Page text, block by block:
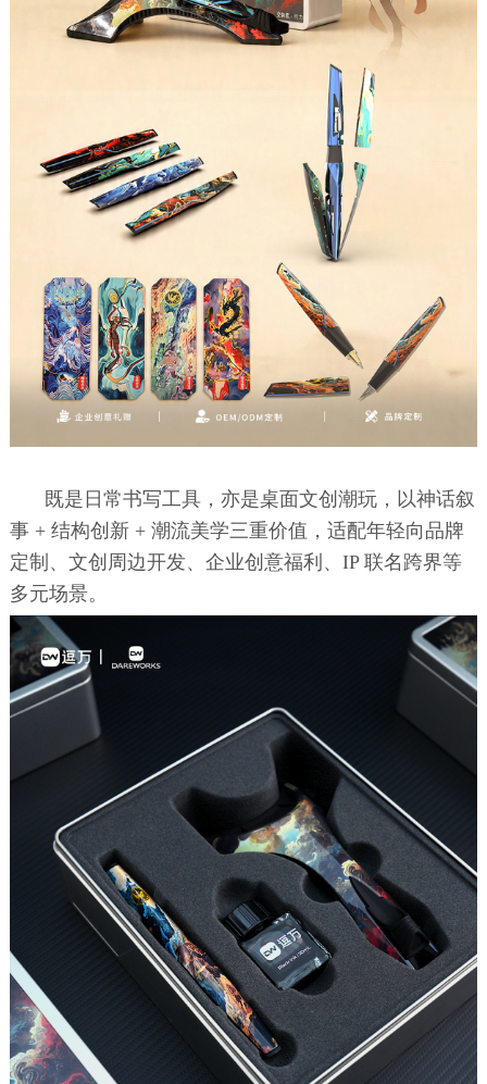
既是日常书写工具，亦是桌面文创潮玩，以神话叙
事 + 结构创新 + 潮流美学三重价值，适配年轻向品牌
定制、文创周边开发、企业创意福利、IP 联名跨界等
多元场景。